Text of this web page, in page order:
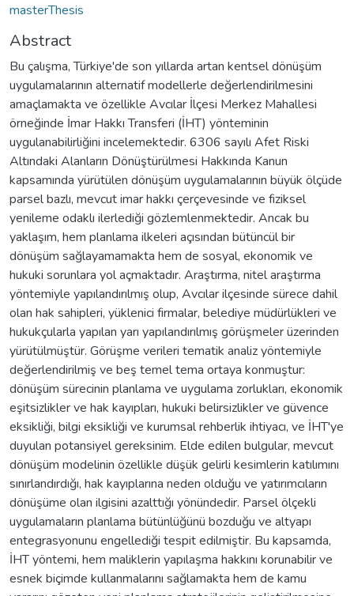
masterThesis
Abstract
Bu çalışma, Türkiye'de son yıllarda artan kentsel dönüşüm
uygulamalarının alternatif modellerle değerlendirilmesini
amaçlamakta ve özellikle Avcılar İlçesi Merkez Mahallesi
örneğinde İmar Hakkı Transferi (İHT) yönteminin
uygulanabilirliğini incelemektedir. 6306 sayılı Afet Riski
Altındaki Alanların Dönüştürülmesi Hakkında Kanun
kapsamında yürütülen dönüşüm uygulamalarının büyük ölçüde
parsel bazlı, mevcut imar hakkı çerçevesinde ve fiziksel
yenileme odaklı ilerlediği gözlemlenmektedir. Ancak bu
yaklaşım, hem planlama ilkeleri açısından bütüncül bir
dönüşüm sağlayamamakta hem de sosyal, ekonomik ve
hukuki sorunlara yol açmaktadır. Araştırma, nitel araştırma
yöntemiyle yapılandırılmış olup, Avcılar ilçesinde sürece dahil
olan hak sahipleri, yüklenici firmalar, belediye müdürlükleri ve
hukukçularla yapılan yarı yapılandırılmış görüşmeler üzerinden
yürütülmüştür. Görüşme verileri tematik analiz yöntemiyle
değerlendirilmiş ve beş temel tema ortaya konmuştur:
dönüşüm sürecinin planlama ve uygulama zorlukları, ekonomik
eşitsizlikler ve hak kayıpları, hukuki belirsizlikler ve güvence
eksikliği, bilgi eksikliği ve kurumsal rehberlik ihtiyacı, ve İHT'ye
duyulan potansiyel gereksinim. Elde edilen bulgular, mevcut
dönüşüm modelinin özellikle düşük gelirli kesimlerin katılımını
sınırlandırdığı, hak kayıplarına neden olduğu ve yatırımcıların
dönüşüme olan ilgisini azalttığı yönündedir. Parsel ölçekli
uygulamaların planlama bütünlüğünü bozduğu ve altyapı
entegrasyonunu engellediği tespit edilmiştir. Bu kapsamda,
İHT yöntemi, hem maliklerin yapılaşma hakkını korunabilir ve
esnek biçimde kullanmalarını sağlamakta hem de kamu